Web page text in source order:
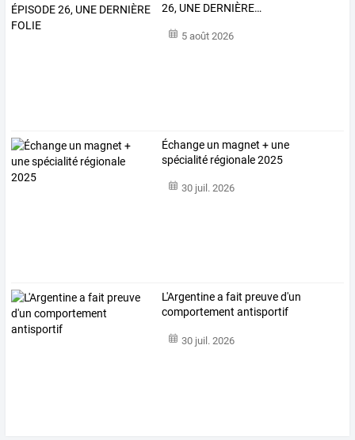
26, UNE DERNIÈRE…
5 août 2026
Échange un magnet + une
spécialité régionale 2025
30 juil. 2026
L'Argentine a fait preuve d'un
comportement antisportif
30 juil. 2026